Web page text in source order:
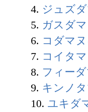
4. ジュズ
5. ガスダ
6. コダマ
7. コイタ
8. フィー
9. キンノ
10. ユキダ